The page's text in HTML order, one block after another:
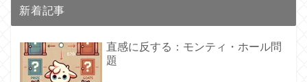
新着記事
直感に反する：モンティ・ホール問
題